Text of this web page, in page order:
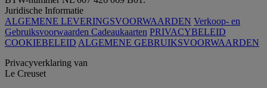
Juridische Informatie
ALGEMENE LEVERINGSVOORWAARDEN Verkoop- en
Gebruiksvoorwaarden Cadeaukaarten PRIVACYBELEID
COOKIEBELEID ALGEMENE GEBRUIKSVOORWAARDEN
Privacyverklaring van
Le Creuset